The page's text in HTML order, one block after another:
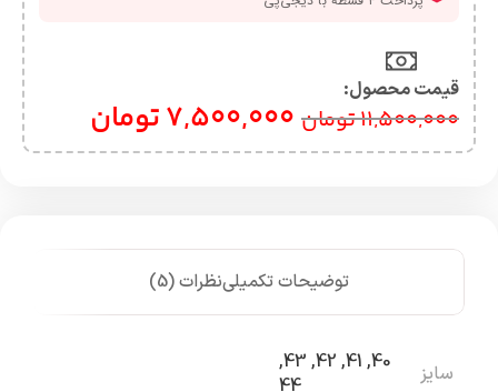
قیمت محصول:​
11,500,000تومان 7,500,000تومان
توضیحات تکمیلینظرات (5)
سایز 40
,
41
,
42
,
43
,
44